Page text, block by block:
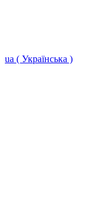
ua ( Українська )